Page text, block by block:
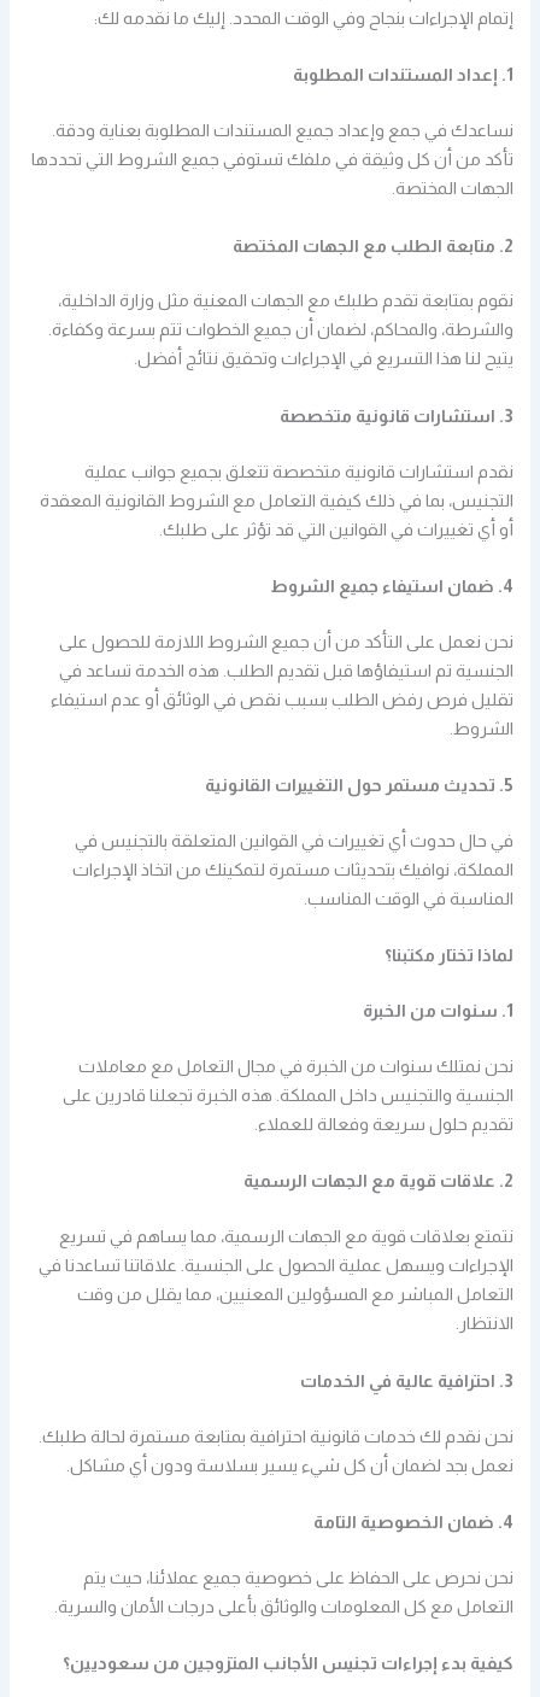
إتمام الإجراءات بنجاح وفي الوقت المحدد. إليك ما نقدمه لك:
1. إعداد المستندات المطلوبة
نساعدك في جمع وإعداد جميع المستندات المطلوبة بعناية ودقة.
تأكد من أن كل وثيقة في ملفك تستوفي جميع الشروط التي تحددها
الجهات المختصة.
2. متابعة الطلب مع الجهات المختصة
نقوم بمتابعة تقدم طلبك مع الجهات المعنية مثل وزارة الداخلية،
والشرطة، والمحاكم، لضمان أن جميع الخطوات تتم بسرعة وكفاءة.
يتيح لنا هذا التسريع في الإجراءات وتحقيق نتائج أفضل.
3. استشارات قانونية متخصصة
نقدم استشارات قانونية متخصصة تتعلق بجميع جوانب عملية
التجنيس، بما في ذلك كيفية التعامل مع الشروط القانونية المعقدة
أو أي تغييرات في القوانين التي قد تؤثر على طلبك.
4. ضمان استيفاء جميع الشروط
نحن نعمل على التأكد من أن جميع الشروط اللازمة للحصول على
الجنسية تم استيفاؤها قبل تقديم الطلب. هذه الخدمة تساعد في
تقليل فرص رفض الطلب بسبب نقص في الوثائق أو عدم استيفاء
الشروط.
5. تحديث مستمر حول التغييرات القانونية
في حال حدوث أي تغييرات في القوانين المتعلقة بالتجنيس في
المملكة، نوافيك بتحديثات مستمرة لتمكينك من اتخاذ الإجراءات
المناسبة في الوقت المناسب.
لماذا تختار مكتبنا؟
1. سنوات من الخبرة
نحن نمتلك سنوات من الخبرة في مجال التعامل مع معاملات
الجنسية والتجنيس داخل المملكة. هذه الخبرة تجعلنا قادرين على
تقديم حلول سريعة وفعالة للعملاء.
2. علاقات قوية مع الجهات الرسمية
نتمتع بعلاقات قوية مع الجهات الرسمية، مما يساهم في تسريع
الإجراءات ويسهل عملية الحصول على الجنسية. علاقاتنا تساعدنا في
التعامل المباشر مع المسؤولين المعنيين، مما يقلل من وقت
الانتظار.
3. احترافية عالية في الخدمات
نحن نقدم لك خدمات قانونية احترافية بمتابعة مستمرة لحالة طلبك.
نعمل بجد لضمان أن كل شيء يسير بسلاسة ودون أي مشاكل.
4. ضمان الخصوصية التامة
نحن نحرص على الحفاظ على خصوصية جميع عملائنا، حيث يتم
التعامل مع كل المعلومات والوثائق بأعلى درجات الأمان والسرية.
كيفية بدء إجراءات تجنيس الأجانب المتزوجين من سعوديين؟